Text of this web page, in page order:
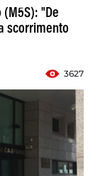
"De
scorrimento
3627